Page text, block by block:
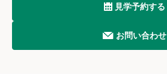
見学予約する
お問い合わせ